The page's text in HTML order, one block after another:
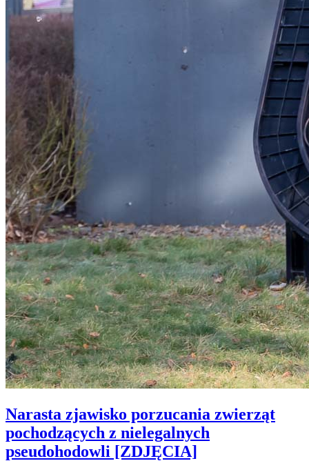
Narasta zjawisko porzucania zwierząt
pochodzących z nielegalnych
pseudohodowli [ZDJĘCIA]